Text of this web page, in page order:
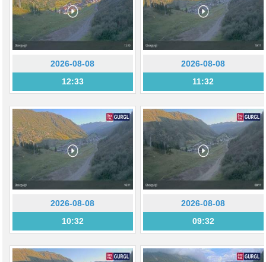
2026-08-08
12:33
2026-08-08
11:32
2026-08-08
10:32
2026-08-08
09:32